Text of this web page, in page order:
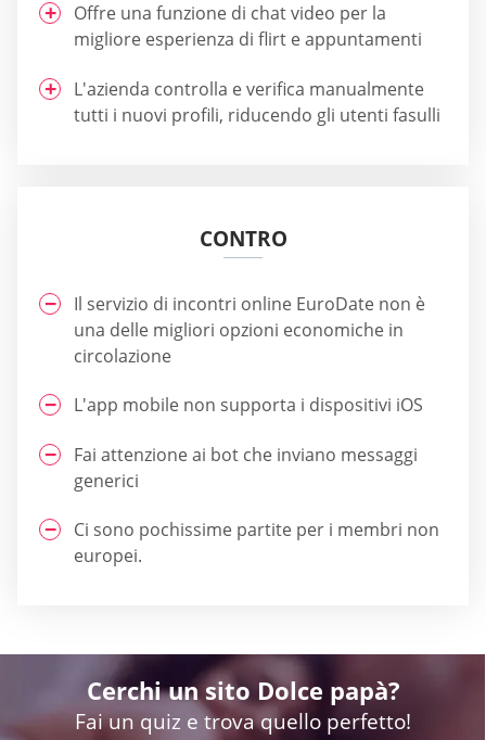
Offre una funzione di chat video per la
migliore esperienza di flirt e appuntamenti
L'azienda controlla e verifica manualmente
tutti i nuovi profili, riducendo gli utenti fasulli
CONTRO
Il servizio di incontri online EuroDate non è
una delle migliori opzioni economiche in
circolazione
L'app mobile non supporta i dispositivi iOS
Fai attenzione ai bot che inviano messaggi
generici
Ci sono pochissime partite per i membri non
europei.
Cerchi un sito Dolce papà?
Fai un quiz e trova quello perfetto!